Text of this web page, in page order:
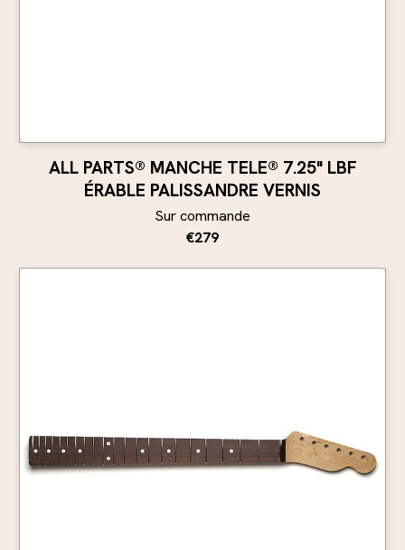
ALL PARTS® MANCHE TELE® 7.25" LBF
ÉRABLE PALISSANDRE VERNIS
Sur commande
€279